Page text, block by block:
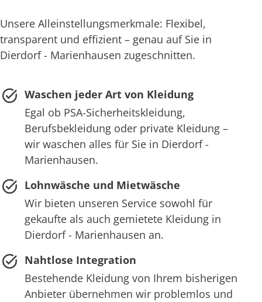
Unsere Alleinstellungsmerkmale: Flexibel,
transparent und effizient – genau auf Sie in
Dierdorf - Marienhausen zugeschnitten.
Waschen jeder Art von Kleidung
Egal ob PSA-Sicherheitskleidung,
Berufsbekleidung oder private Kleidung –
wir waschen alles für Sie in Dierdorf -
Marienhausen.
Lohnwäsche und Mietwäsche
Wir bieten unseren Service sowohl für
gekaufte als auch gemietete Kleidung in
Dierdorf - Marienhausen an.
Nahtlose Integration
Bestehende Kleidung von Ihrem bisherigen
Anbieter übernehmen wir problemlos und